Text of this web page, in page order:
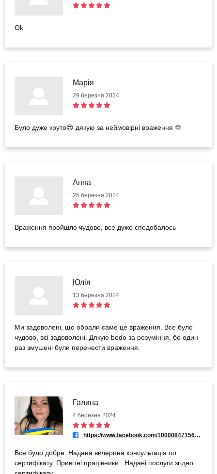
Ok
Марія
29 березня 2024
Було дуже круто😍 дякую за неймовірні враження 🫶
Анна
25 березня 2024
Враження пройшло чудово, все дуже сподобалось
Юлія
13 березня 2024
Ми задоволені, що обрали саме це враження. Все було
чудово, всі задоволені. Дякую bodo за розуміння, бо один
раз змушені були перенести враження.
Галина
4 березня 2024
https://www.facebook.com/100008471564630
Все було добре. Надана вичерпна консультація по
сертифікату. Привітні працівники . Надані послуги згідно